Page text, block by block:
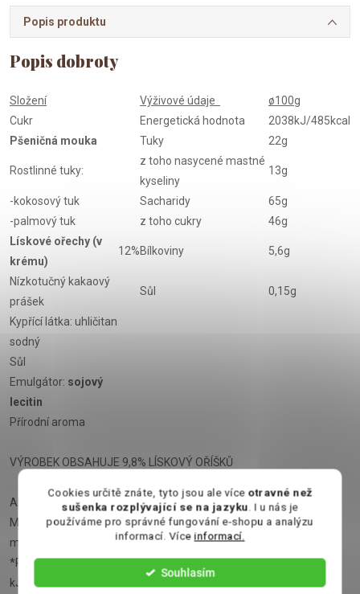
Cookies určitě znáte, tyto jsou ale více otravné než
sušenka rozplývající se na jazyku. I u nás je
používáme pro správné fungování e-shopu a analýzu
informací. Víceinformací.
Souhlasím
Popis produktu
Složení Výživové údaje
ø100g
Cukr
Energetická hodnota
2038kJ/485kcal
Pšeničná mouka
Tuky 22g
Rostlinné tuky:
z toho nasycené mastné
kyseliny
13g
-kokosový tuk Sacharidy
65g
-palmový tuk
z toho cukry
46g
Lískové ořechy (v
krému)
12%Bílkoviny 5,6g
Nízkotučný kakaový
prášek
Sůl 0,15g
Kypřící látka: uhličitan
sodný
Sůl
Emulgátor: sojový
lecitin
Přírodní aroma
VÝROBEK OBSAHUJE 9,8% LÍSKOVÝ OŘÍŠKŮ
Alergeny jsou označenytučným písmem.
Může obsahovat stopy jinných suchých skořápkových plodů a
mléčné součásti.
*Referenční hodnota příjmu u průměrné dospělé osoby (8400
kJ/2000 kcal)